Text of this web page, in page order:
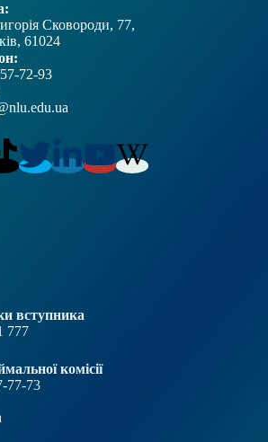
Сковороди, 77,
61024
72-93
вступника
777
комісії
77-73